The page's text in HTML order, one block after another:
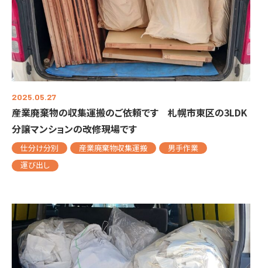
2025.05.27
産業廃棄物の収集運搬のご依頼です 札幌市東区の3LDK
分譲マンションの改修現場です
仕分け分別 産業廃棄物収集運搬
男手作業
運び出し